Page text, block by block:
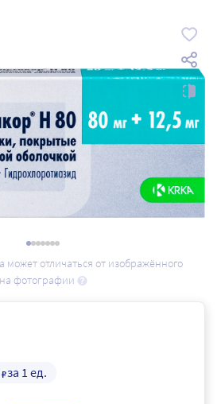
отличаться от изображённого
на фотографии
₽за 1 ед.